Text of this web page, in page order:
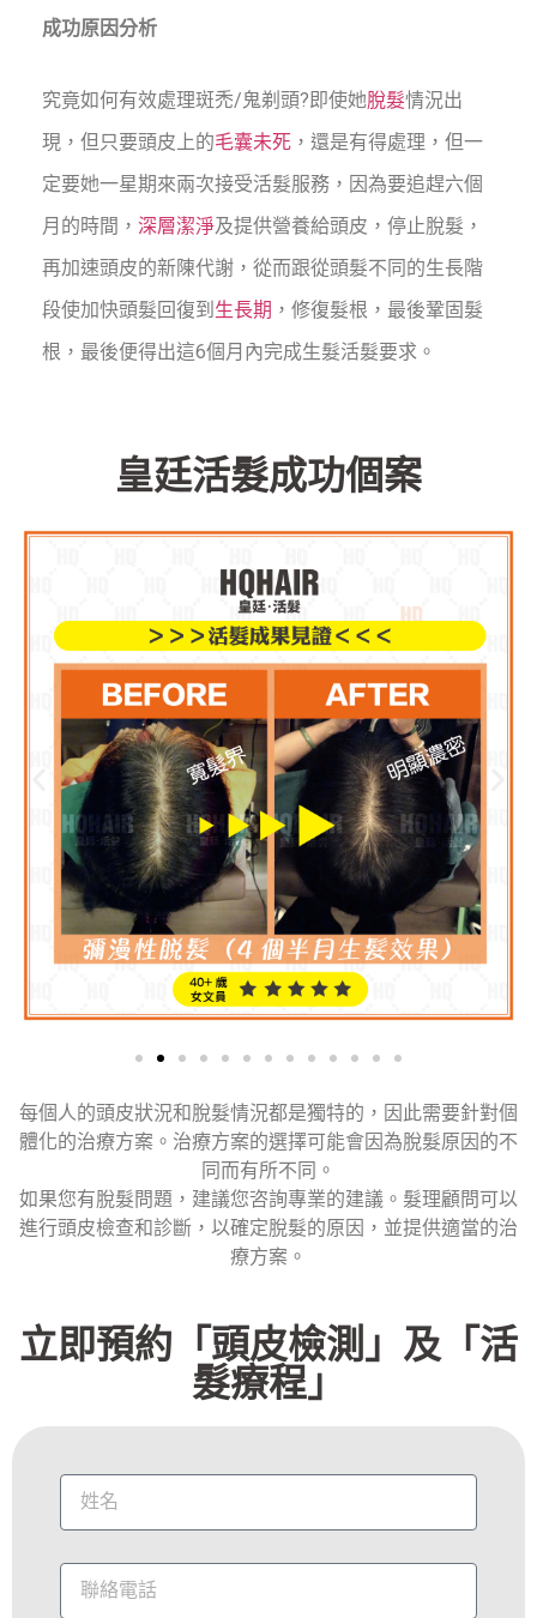
成功原因分析
究竟如何有效處理斑禿/鬼剃頭?即使她脫髮情況出
現，但只要頭皮上的毛囊未死 ，還是有得處理，但一
定要她一星期來兩次接受活髮服務，因為要追趕六個
月的時間， 深層潔淨及提供營養給頭皮，停止脫髮，
再加速頭皮的新陳代謝，從而跟從頭髮不同的生長階
段使加快頭髮回復到 生長期 ，修復髮根，最後鞏固髮
根，最後便得出這6個月內完成生髮活髮要求。
皇廷活髮成功個案
每個人的頭皮狀況和脫髮情況都是獨特的，因此需要針對個
體化的治療方案。治療方案的選擇可能會因為脫髮原因的不
同而有所不同。
如果您有脫髮問題，建議您咨詢專業的建議。髮理顧問可以
進行頭皮檢查和診斷，以確定脫髮的原因，並提供適當的治
療方案。
立即預約「頭皮檢測」及「活
髮療程」